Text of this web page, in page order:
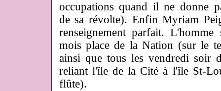
occupations quand il ne donne
de sa révolte). Enfin Myriam
renseignement parfait.
mois place de la Nation (sur le
ainsi que tous les vendredi soir
reliant l'île de la Cité à l'île St-
flûte).